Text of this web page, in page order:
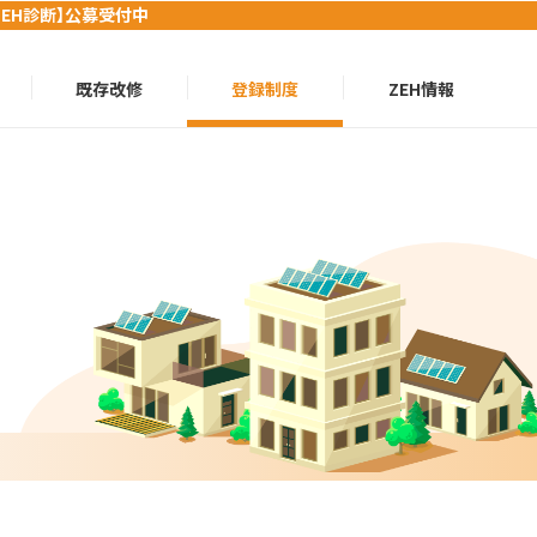
診断】公募受付中
既存改修 登録制度 ZEH情報